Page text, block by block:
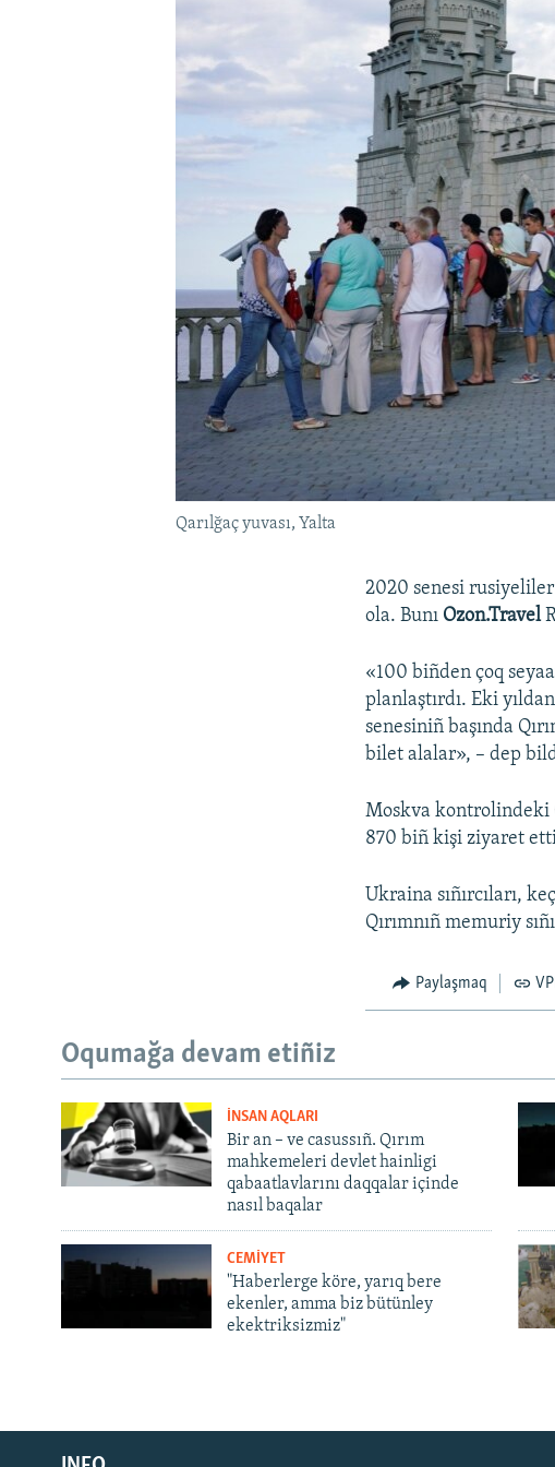
Русский
Qarılğaç yuvası, Yalta
2020 senesi
ola. Bunı Ozon.Travel
«100 biñden çoq
planlaştırdı. Eki
senesiniñ başında
bilet alalar», – dep
Moskva kontrolindeki
870 biñ kişi ziyaret
Ukraina sıñırcıları,
Qırımnıñ memuriy
Paylaşmaq
Oqumağa devam etiñiz
İNSAN AQLARI
Bir an – ve casussıñ. Qırım
mahkemeleri devlet hainligi
qabaatlavlarını daqqalar içinde
nasıl baqalar
CEMİYET
"Haberlerge köre, yarıq bere
ekenler, amma biz bütünley
ekektriksizmiz"